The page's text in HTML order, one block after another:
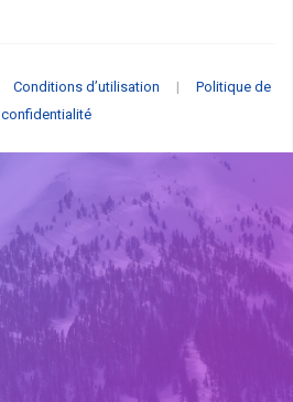
Conditions d’utilisation |
Politique de
confidentialité